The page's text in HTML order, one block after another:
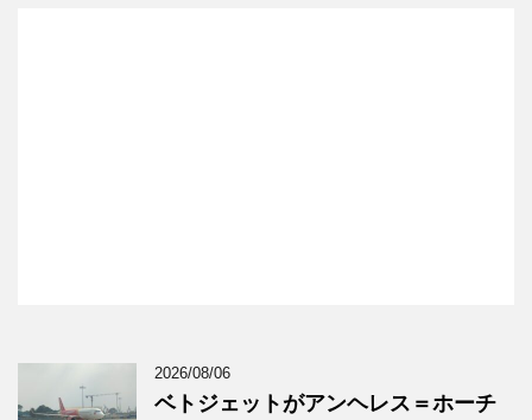
2026/08/06
ベトジェットがアンヘレス＝ホーチ